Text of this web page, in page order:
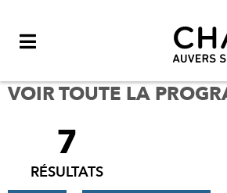
VOIR TOUTE LA
FILTRER
RÉSULTATS
7
RÉSULTATS